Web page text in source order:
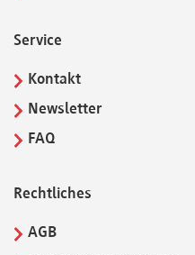
Service
Kontakt
Newsletter
FAQ
Rechtliches
AGB